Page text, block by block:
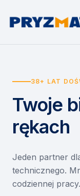
Urządzenia
Drukarki i
Etykiety i
Skanery i obieg
Monitory
Niszczarki
Wynajem
Wynajem
Asystent druku
EZD RP
Misja szkoła
Serwis
O nas
Kontakt
38+ LAT
Twoje
rękach
Jeden partner
technicznego.
codziennej pracy.